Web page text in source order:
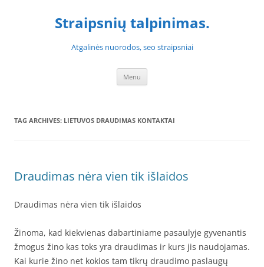
Straipsnių talpinimas.
Atgalinės nuorodos, seo straipsniai
Menu
TAG ARCHIVES: LIETUVOS DRAUDIMAS KONTAKTAI
Draudimas nėra vien tik išlaidos
Draudimas nėra vien tik išlaidos
Žinoma, kad kiekvienas dabartiniame pasaulyje gyvenantis
žmogus žino kas toks yra draudimas ir kurs jis naudojamas.
Kai kurie žino net kokios tam tikrų draudimo paslaugų